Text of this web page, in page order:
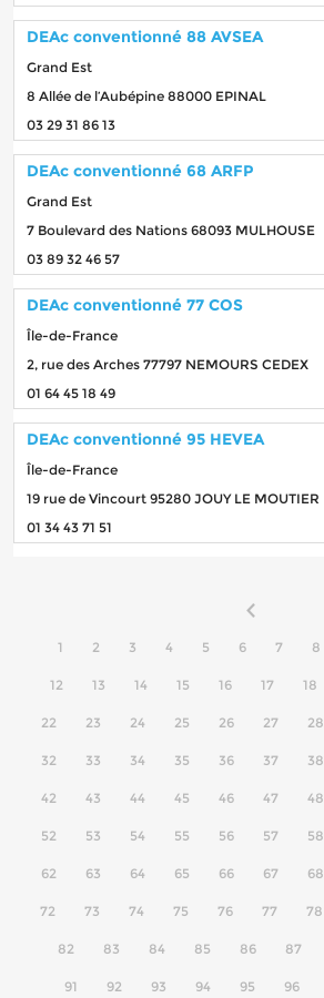
DEAc conventionné 88 AVSEA
Grand Est
8 Allée de l’Aubépine 88000 EPINAL
03 29 31 86 13
DEAc conventionné 68 ARFP
Grand Est
7 Boulevard des Nations 68093 MULHOUSE
03 89 32 46 57
DEAc conventionné 77 COS
Île-de-France
2, rue des Arches 77797 NEMOURS CEDEX
01 64 45 18 49
DEAc conventionné 95 HEVEA
Île-de-France
19 rue de Vincourt 95280 JOUY LE MOUTIER
01 34 43 71 51
1 2 3 4 5 6 7 8
12 13 14 15 16 17 18
22 23 24 25 26 27 28
32 33 34 35 36 37 38
42 43 44 45 46 47 48
52 53 54 55 56 57 58
62 63 64 65 66 67 68
72 73 74 75 76 77 78
82 83 84 85 86 87
91 92 93 94 95 96